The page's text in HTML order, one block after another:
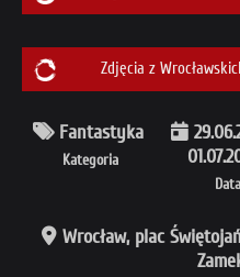
Zdjęcia z
Kategoria
Fantastyka
Data
Wrocław, plac